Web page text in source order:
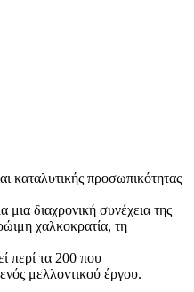
καταλυτικής προσωπικότητας
διαχρονική συνέχεια της
χαλκοκρατία, τη
περί τα 200 που
μελλοντικού έργου.